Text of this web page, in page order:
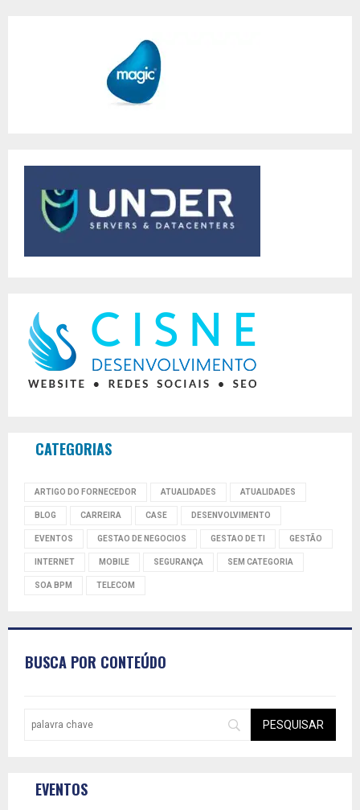
CATEGORIAS
ARTIGO DO FORNECEDOR ATUALIDADES ATUALIDADES
BLOG CARREIRA CASE DESENVOLVIMENTO
EVENTOS GESTAO DE NEGOCIOS GESTAO DE TI GESTÃO
INTERNET MOBILE SEGURANÇA SEM CATEGORIA
SOA BPM TELECOM
BUSCA POR CONTEÚDO
EVENTOS